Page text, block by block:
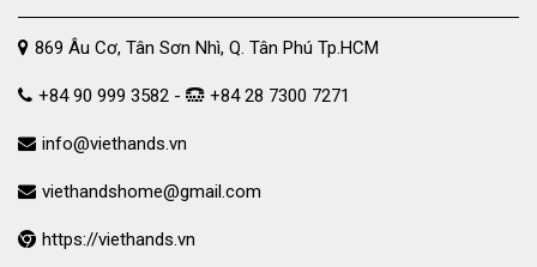
869 Âu Cơ, Tân Sơn Nhì, Q. Tân Phú Tp.HCM
+84 90 999 3582 - +84 28 7300 7271
info@viethands.vn
viethandshome@gmail.com
https://viethands.vn